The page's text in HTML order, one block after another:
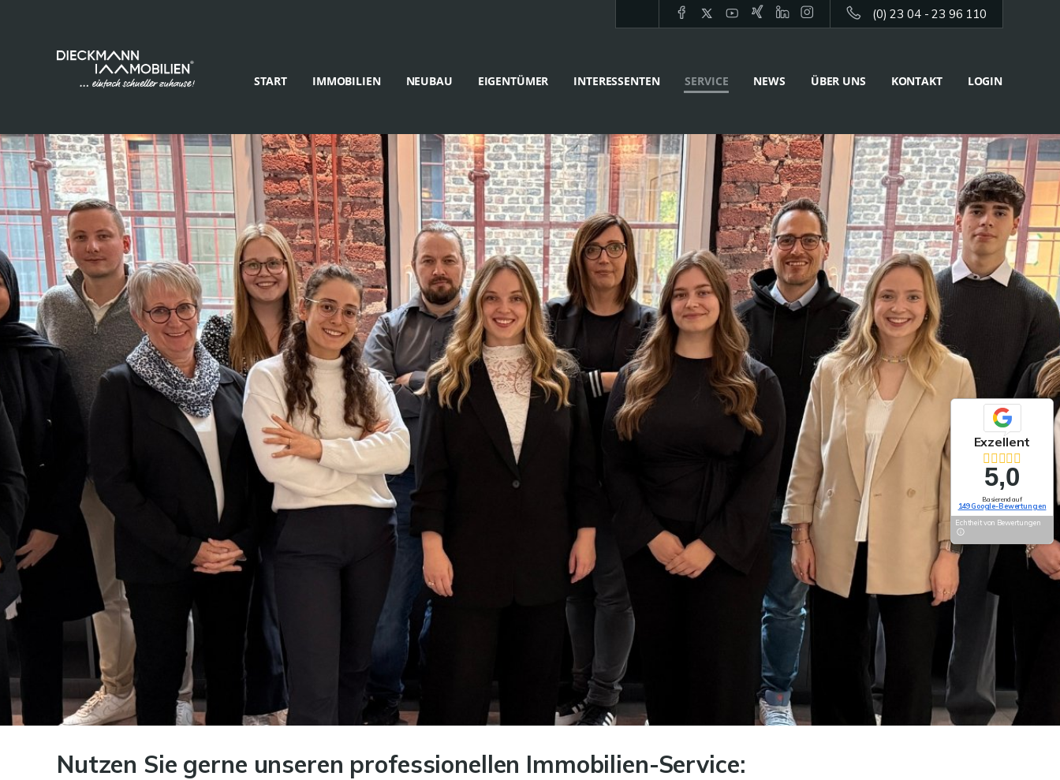
(0) 23 04 - 23 96 110
START IMMOBILIEN NEUBAU EIGENTÜMER INTERESSENTEN SERVICE NEWS ÜBER UNS KONTAKT LOGIN
Nutzen Sie gerne unseren professionellen Immobilien-Service:
Exzellent
5,0
Basierend auf
149 Google-Bewertungen
Echtheit von Bewertungen